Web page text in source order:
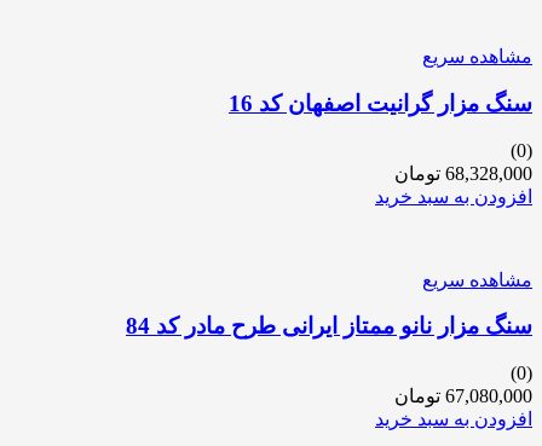
مشاهده سریع
سنگ مزار گرانیت اصفهان کد 16
(0)
68,328,000 تومان
افزودن به سبد خرید
مشاهده سریع
سنگ مزار نانو ممتاز ایرانی طرح مادر کد 84
(0)
67,080,000 تومان
افزودن به سبد خرید